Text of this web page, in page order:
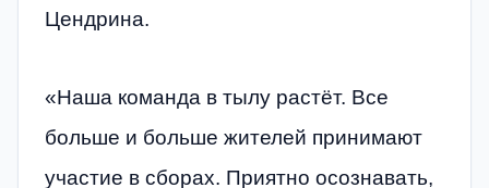
Цендрина.
«Наша команда в тылу растёт. Все
больше и больше жителей принимают
участие в сборах. Приятно осознавать,